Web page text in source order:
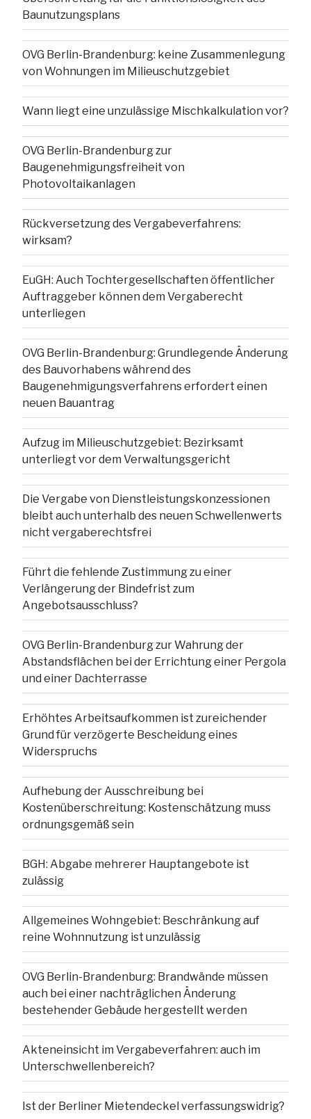
Baunutzungsplans
OVG Berlin-Brandenburg: keine Zusammenlegung
von Wohnungen im Milieuschutzgebiet
Wann liegt eine unzulässige Mischkalkulation vor?
OVG Berlin-Brandenburg zur
Baugenehmigungsfreiheit von
Photovoltaikanlagen
Rückversetzung des Vergabeverfahrens:
wirksam?
EuGH: Auch Tochtergesellschaften öffentlicher
Auftraggeber können dem Vergaberecht
unterliegen
OVG Berlin-Brandenburg: Grundlegende Änderung
des Bauvorhabens während des
Baugenehmigungsverfahrens erfordert einen
neuen Bauantrag
Aufzug im Milieuschutzgebiet: Bezirksamt
unterliegt vor dem Verwaltungsgericht
Die Vergabe von Dienstleistungskonzessionen
bleibt auch unterhalb des neuen Schwellenwerts
nicht vergaberechtsfrei
Führt die fehlende Zustimmung zu einer
Verlängerung der Bindefrist zum
Angebotsausschluss?
OVG Berlin-Brandenburg zur Wahrung der
Abstandsflächen bei der Errichtung einer Pergola
und einer Dachterrasse
Erhöhtes Arbeitsaufkommen ist zureichender
Grund für verzögerte Bescheidung eines
Widerspruchs
Aufhebung der Ausschreibung bei
Kostenüberschreitung: Kostenschätzung muss
ordnungsgemäß sein
BGH: Abgabe mehrerer Hauptangebote ist
zulässig
Allgemeines Wohngebiet: Beschränkung auf
reine Wohnnutzung ist unzulässig
OVG Berlin-Brandenburg: Brandwände müssen
auch bei einer nachträglichen Änderung
bestehender Gebäude hergestellt werden
Akteneinsicht im Vergabeverfahren: auch im
Unterschwellenbereich?
Ist der Berliner Mietendeckel verfassungswidrig?